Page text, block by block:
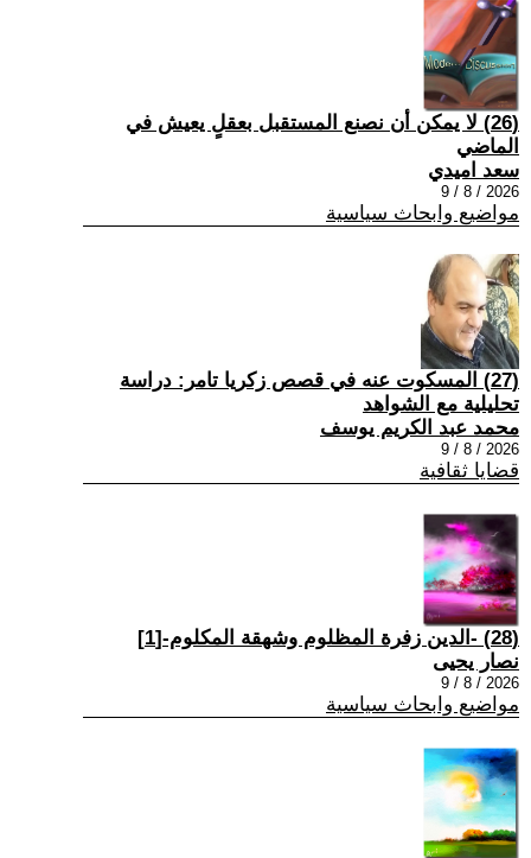
(26) لا يمكن أن نصنع المستقبل بعقلٍ يعيش في
الماضي
سعد اميدي
2026 / 8 / 9
مواضيع وابحاث سياسية
(27) المسكوت عنه في قصص زكريا تامر: دراسة
تحليلية مع الشواهد
محمد عبد الكريم يوسف
2026 / 8 / 9
قضايا ثقافية
(28) -الدين زفرة المظلوم وشهقة المكلوم-[1]
نصار يحيى
2026 / 8 / 9
مواضيع وابحاث سياسية